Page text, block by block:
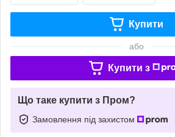
Купити
або
Купити з
Що таке купити з Пром?
Замовлення під захистом